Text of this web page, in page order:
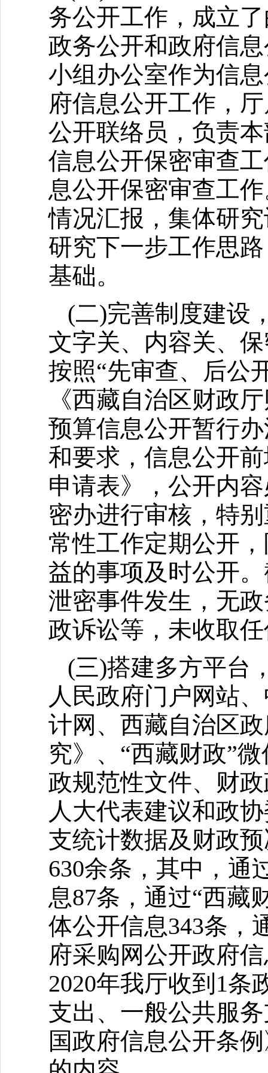
务公开工作，成立
政务公开和政府信
小组办公室作为信
府信息公开工作，
公开联络员，负责
信息公开保密审查
息公开保密审查工
情况汇报，集体研
研究下一步工作思
基础。
(二)完善制度建设
文字关、内容关、
按照“先审查、后公
《西藏自治区财政
预算信息公开暂行
和要求，信息公开
申请表》，公开内
密办进行审核，特
常性工作定期公开
益的事项及时公开
泄密事件发生，无
政诉讼等，未收取
(三)搭建多方平台
人民政府门户网站
计网、西藏自治区
究》、“西藏财政”
政规范性文件、财
人大代表建议和政
支统计数据及财政
630余条，其中，通
息87条，通过“西藏
体公开信息343条，
府采购网公开政府
2020年我厅收到1条
支出、一般公共服
国政府信息公开条